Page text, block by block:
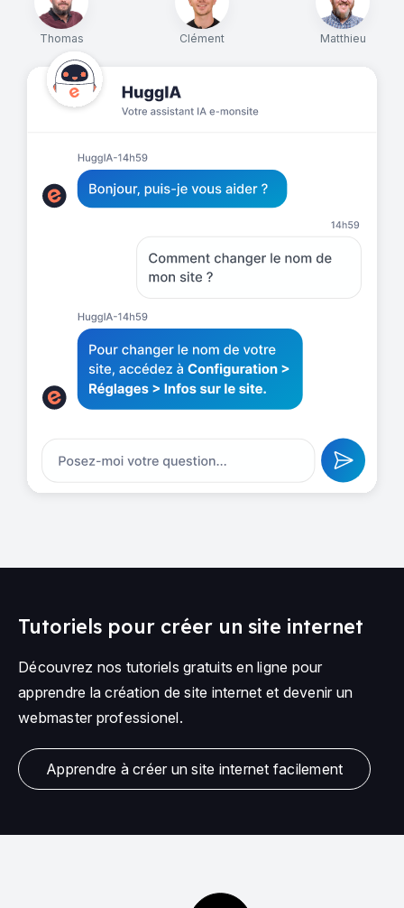
Thomas Clément Matthieu
Tutoriels pour créer un site internet
Découvrez nos tutoriels gratuits en ligne pour
apprendre la création de site internet et devenir un
webmaster professionel.
Apprendre à créer un site internet facilement